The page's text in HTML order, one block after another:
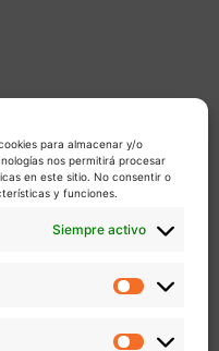
para almacenar y/o
nos permitirá procesar
en este sitio. No consentir o
y funciones.
Siempre activo